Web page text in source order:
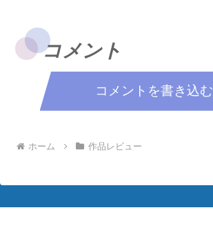
コメント
コメントを書き込む
ホーム 作品レビュー